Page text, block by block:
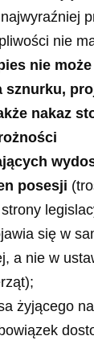
nie
nie
sznurku,
nakaz
posesji
się w
a nie w
żyjącego